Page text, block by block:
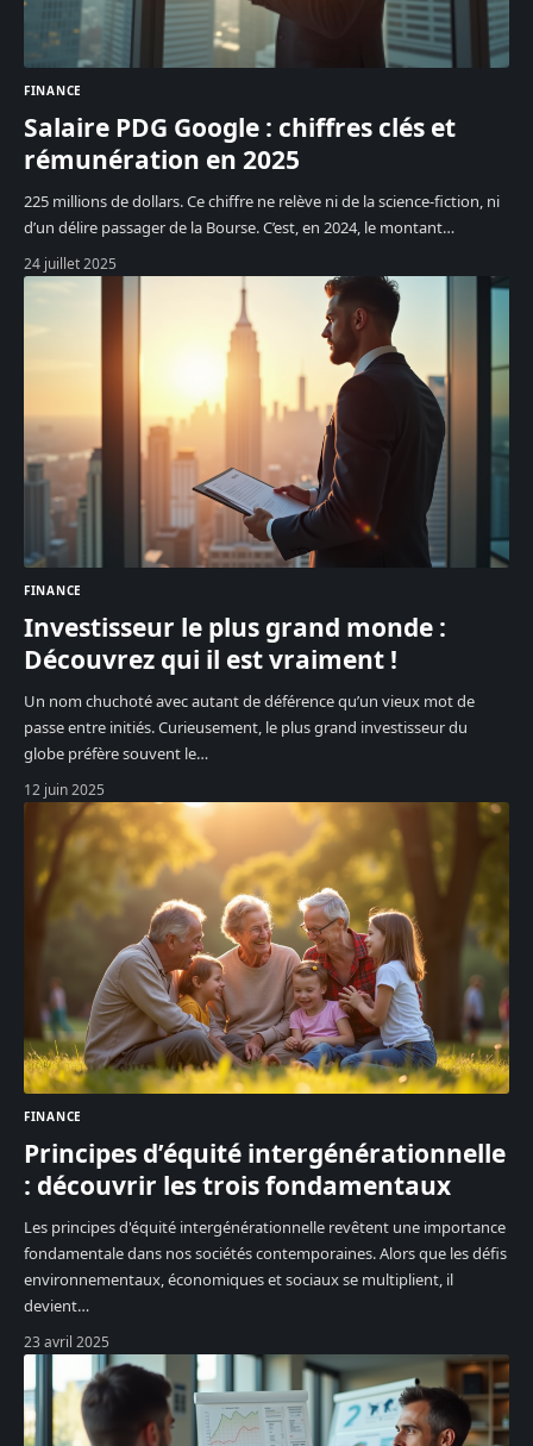
FINANCE
Salaire PDG Google : chiffres clés et
rémunération en 2025
225 millions de dollars. Ce chiffre ne relève ni de la science-fiction, ni
d’un délire passager de la Bourse. C’est, en 2024, le montant…
24 juillet 2025
FINANCE
Investisseur le plus grand monde :
Découvrez qui il est vraiment !
Un nom chuchoté avec autant de déférence qu’un vieux mot de
passe entre initiés. Curieusement, le plus grand investisseur du
globe préfère souvent le…
12 juin 2025
FINANCE
Principes d’équité intergénérationnelle
: découvrir les trois fondamentaux
Les principes d'équité intergénérationnelle revêtent une importance
fondamentale dans nos sociétés contemporaines. Alors que les défis
environnementaux, économiques et sociaux se multiplient, il
devient…
23 avril 2025